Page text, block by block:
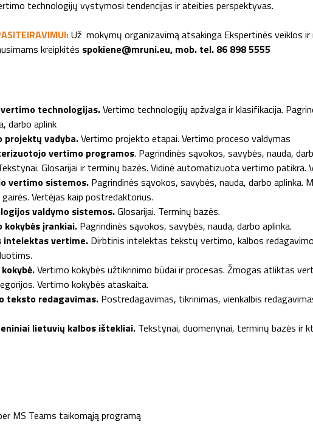
technologijų vystymosi tendencijas ir ateities perspektyvas.
Už mokymų organizavimą atsakinga Ekspertinės veiklos
kreipkitės spokiene@mruni.eu, mob. tel. 86 898 5555
technologijas.Vertimo technologijų apžvalga ir klasifikacija.
darbo aplink
projektų vadyba.Vertimo projekto etapai. Vertimo proceso valdymas
vertimo programos. Pagrindinės sąvokos, savybės, nauda,
Glosarijai ir terminų bazės. Vidinė automatizuota vertimo
vertimo sistemos. Pagrindinės sąvokos, savybės, nauda, darbo aplinka.
Vertėjas kaip postredaktorius.
valdymo sistemos.Glosarijai. Terminų bazės.
kokybės įrankiai. Pagrindinės sąvokos, savybės, nauda, darbo aplinka.
intelektas vertime. Dirbtinis intelektas tekstų vertimo, kalbos
Vertimo kokybės užtikrinimo būdai ir procesas. Žmogas atliktas
Vertimo kokybės ataskaita.
teksto redagavimas. Postredagavimas, tikrinimas, vienkalbis
lietuvių kalbos ištekliai. Tekstynai, duomenynai, terminų bazės ir
MS Teams taikomąją programą